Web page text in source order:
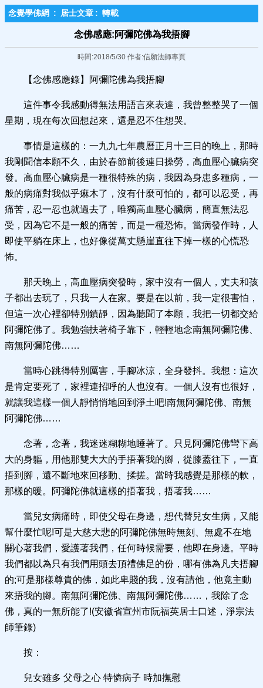
念覺學佛網 : 居士文章 : 轉載
念佛感應:阿彌陀佛為我捂腳
時間:2018/5/30 作者:信願法師專頁
【念佛感應錄】阿彌陀佛為我捂腳
這件事令我感動得無法用語言來表達，我曾整整哭了一個
星期，現在每次回想起來，還是忍不住想哭。
事情是這樣的：一九九七年農曆正月十三日的晚上，那時
我剛聞信本願不久，由於春節前後連日操勞，高血壓心臟病突
發。高血壓心臟病是一種很特殊的病，我因為身患多種病，一
般的病痛對我似乎痳木了，沒有什麼可怕的，都可以忍受，再
痛苦，忍一忍也就過去了，唯獨高血壓心臟病，簡直無法忍
受，因為它不是一般的痛苦，而是一種恐怖。當病發作時，人
即使平躺在床上，也好像從萬丈懸崖直往下掉一樣的心慌恐
怖。
那天晚上，高血壓病突發時，家中沒有一個人，丈夫和孩
子都出去玩了，只我一人在家。要是在以前，我一定很害怕，
但這一次心裡卻特別鎮靜，因為聽聞了本願，我把一切都交給
阿彌陀佛了。我勉強扶著椅子靠下，輕輕地念南無阿彌陀佛、
南無阿彌陀佛……
當時心跳得特別厲害，手腳冰涼，全身發抖。我想：這次
是肯定要死了，家裡連招呼的人也沒有。一個人沒有也很好，
就讓我這樣一個人靜悄悄地回到淨土吧!南無阿彌陀佛、南無
阿彌陀佛……
念著，念著，我迷迷糊糊地睡著了。只見阿彌陀佛彎下高
大的身軀，用他那雙大大的手捂著我的腳，從膝蓋往下，一直
捂到腳，還不斷地來回移動、揉搓。當時我感覺是那樣的軟，
那樣的暖。阿彌陀佛就這樣的捂著我，捂著我……
當兒女病痛時，即使父母在身邊，想代替兒女生病，又能
幫什麼忙呢!可是大慈大悲的阿彌陀佛無時無刻、無處不在地
關心著我們，愛護著我們，任何時候需要，他即在身邊。平時
我們都以為只有我們用頭去頂禮佛足的份，哪有佛為凡夫捂腳
的;可是那樣尊貴的佛，如此卑賤的我，沒有請他，他竟主動
來捂我的腳。南無阿彌陀佛、南無阿彌陀佛……，我除了念
佛，真的一無所能了!(安徽省宣州市阮福英居士口述，淨宗法
師筆錄)
按：
兒女雖多 父母之心 特憐病子 時加撫慰